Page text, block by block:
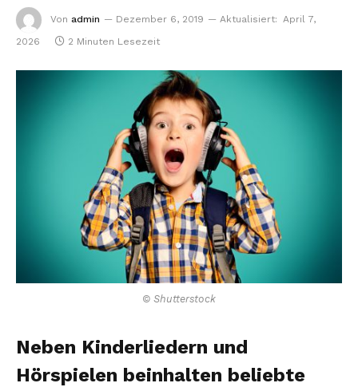
Von admin Dezember 6, 2019 Aktualisiert: April 7,
2026
2 Minuten Lesezeit
© Shutterstock
Neben Kinderliedern und
Hörspielen beinhalten beliebte